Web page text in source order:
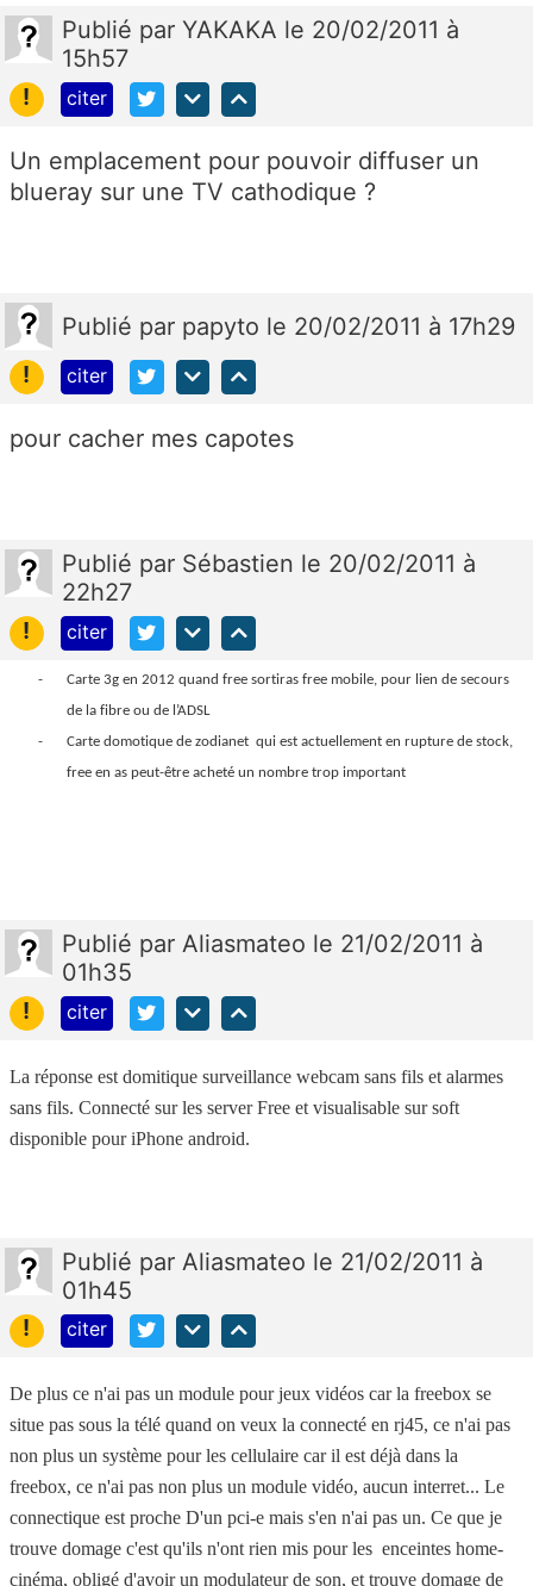
Publié par YAKAKA le 20/02/2011 à
15h57
!
citer
Un emplacement pour pouvoir diffuser un
blueray sur une TV cathodique ?
Publié par papyto le 20/02/2011 à 17h29
!
citer
pour cacher mes capotes
Publié par Sébastien le 20/02/2011 à
22h27
!
citer
-
Carte 3g en 2012 quand free sortiras free mobile, pour lien de secours
de la fibre ou de l’ADSL
-
Carte domotique de zodianet qui est actuellement en rupture de stock,
free en as peut-être acheté un nombre trop important
Publié par Aliasmateo le 21/02/2011 à
01h35
!
citer
La réponse est domitique surveillance webcam sans fils et alarmes
sans fils. Connecté sur les server Free et visualisable sur soft
disponible pour iPhone android.
Publié par Aliasmateo le 21/02/2011 à
01h45
!
citer
De plus ce n'ai pas un module pour jeux vidéos car la freebox se
situe pas sous la télé quand on veux la connecté en rj45, ce n'ai pas
non plus un système pour les cellulaire car il est déjà dans la
freebox, ce n'ai pas non plus un module vidéo, aucun interret... Le
connectique est proche D'un pci-e mais s'en n'ai pas un. Ce que je
trouve domage c'est qu'ils n'ont rien mis pour les enceintes home-
cinéma, obligé d'avoir un modulateur de son, et trouve domage de